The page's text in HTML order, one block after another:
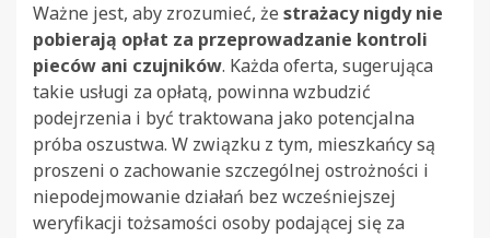
Ważne jest, aby zrozumieć, że strażacy nigdy nie
pobierają opłat za przeprowadzanie kontroli
pieców ani czujników. Każda oferta, sugerująca
takie usługi za opłatą, powinna wzbudzić
podejrzenia i być traktowana jako potencjalna
próba oszustwa. W związku z tym, mieszkańcy są
proszeni o zachowanie szczególnej ostrożności i
niepodejmowanie działań bez wcześniejszej
weryfikacji tożsamości osoby podającej się za